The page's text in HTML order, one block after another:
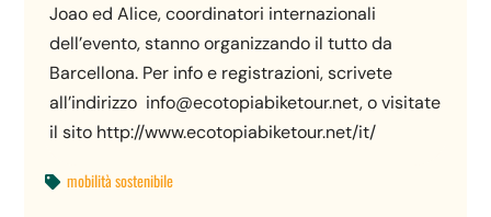
Joao ed Alice, coordinatori internazionali
dell’evento, stanno organizzando il tutto da
Barcellona. Per info e registrazioni, scrivete
all’indirizzo info@ecotopiabiketour.net, o visitate
il sito http://www.ecotopiabiketour.net/it/
 mobilità sostenibile